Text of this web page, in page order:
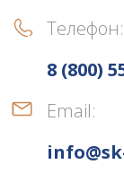
Телефон:
8 (800)
Email: